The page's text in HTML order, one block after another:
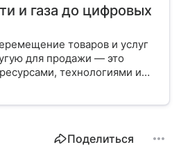
и газа до цифровых
товаров и услуг
для продажи — это
технологиями и
как работает экспорт
Поделиться